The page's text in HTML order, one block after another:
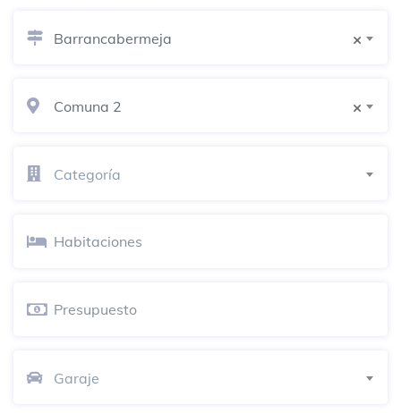
Mercado de productos de granja
Campo de fútbol
80's Pub
Parrilla
cosechas
Azteca
Cancha Aguas Claras
×
Barrancabermeja
×
Comuna 2
Categoría
Garaje